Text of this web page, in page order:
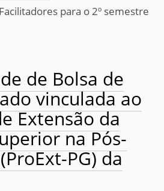
para o 2º semestre
de Bolsa de
vinculada ao
Extensão da
na Pós-
PG) da